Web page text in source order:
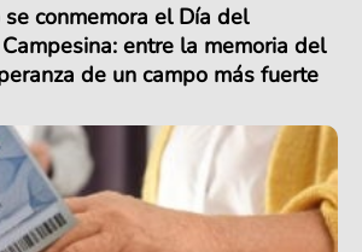
conmemora el Día del
entre la memoria del
de un campo más fuerte